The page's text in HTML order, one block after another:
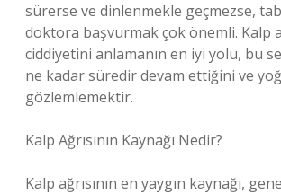
sürerse ve dinlenmekle geçmezse,
doktora başvurmak çok önemli. Kalp
ciddiyetini anlamanın en iyi yolu, bu
ne kadar süredir devam ettiğini ve
gözlemlemektir.
Kalp Ağrısının Kaynağı Nedir?
Kalp ağrısının en yaygın kaynağı,